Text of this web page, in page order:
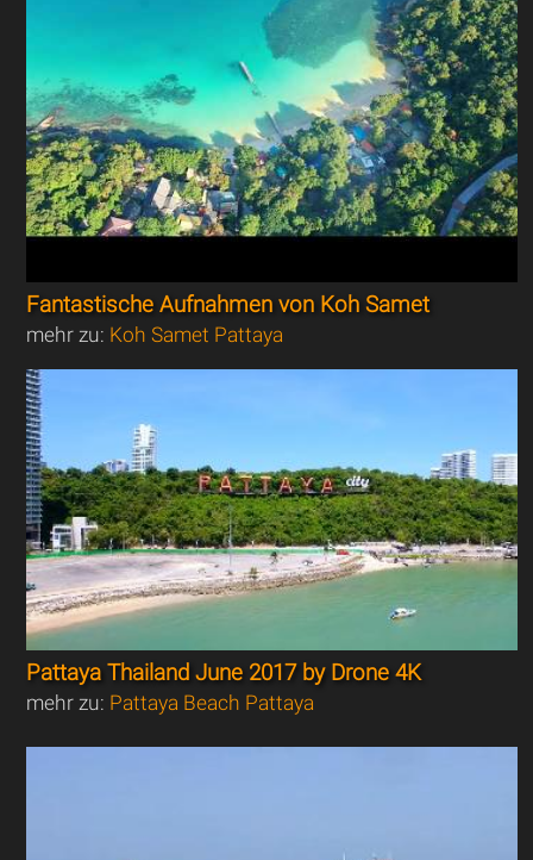
Fantastische Aufnahmen von Koh Samet
mehr zu: Koh Samet Pattaya
Pattaya Thailand June 2017 by Drone 4K
mehr zu: Pattaya Beach Pattaya